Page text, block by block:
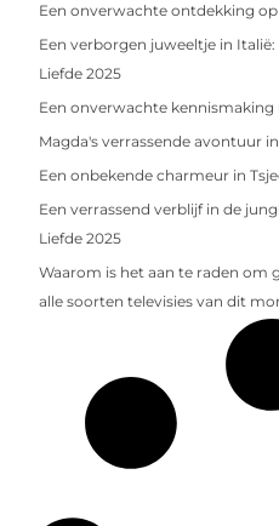
Een onverwachte ontdekking op
Een verborgen juweeltje in
Liefde 2025
Een onverwachte
Magda's verrassende avontuur
Een onbekende charmeur in
Een verrassend verblijf in de
Liefde 2025
Waarom is het aan te raden om
alle soorten televisies van dit